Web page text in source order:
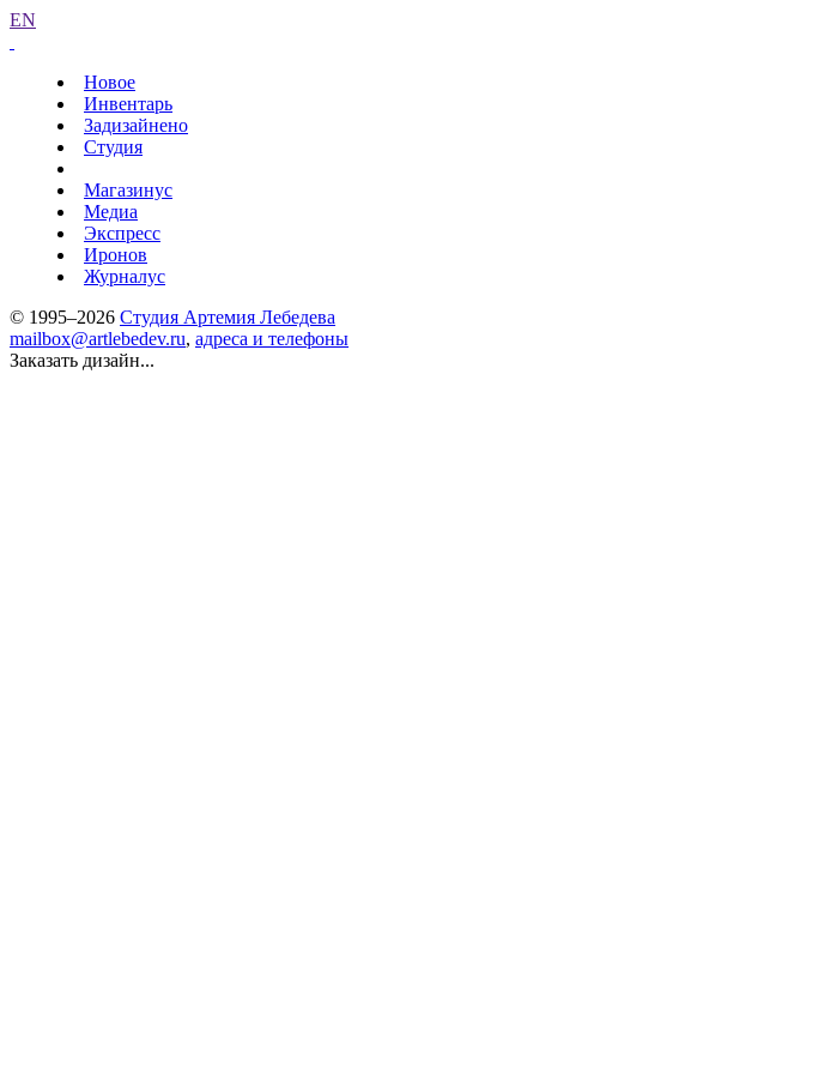
EN
Новое
Инвентарь
Задизайнено
Студия
Магазинус
Медиа
Экспресс
Иронов
Журналус
© 1995–2026 Студия Артемия Лебедева
mailbox@artlebedev.ru, адреса и телефоны
Заказать дизайн...